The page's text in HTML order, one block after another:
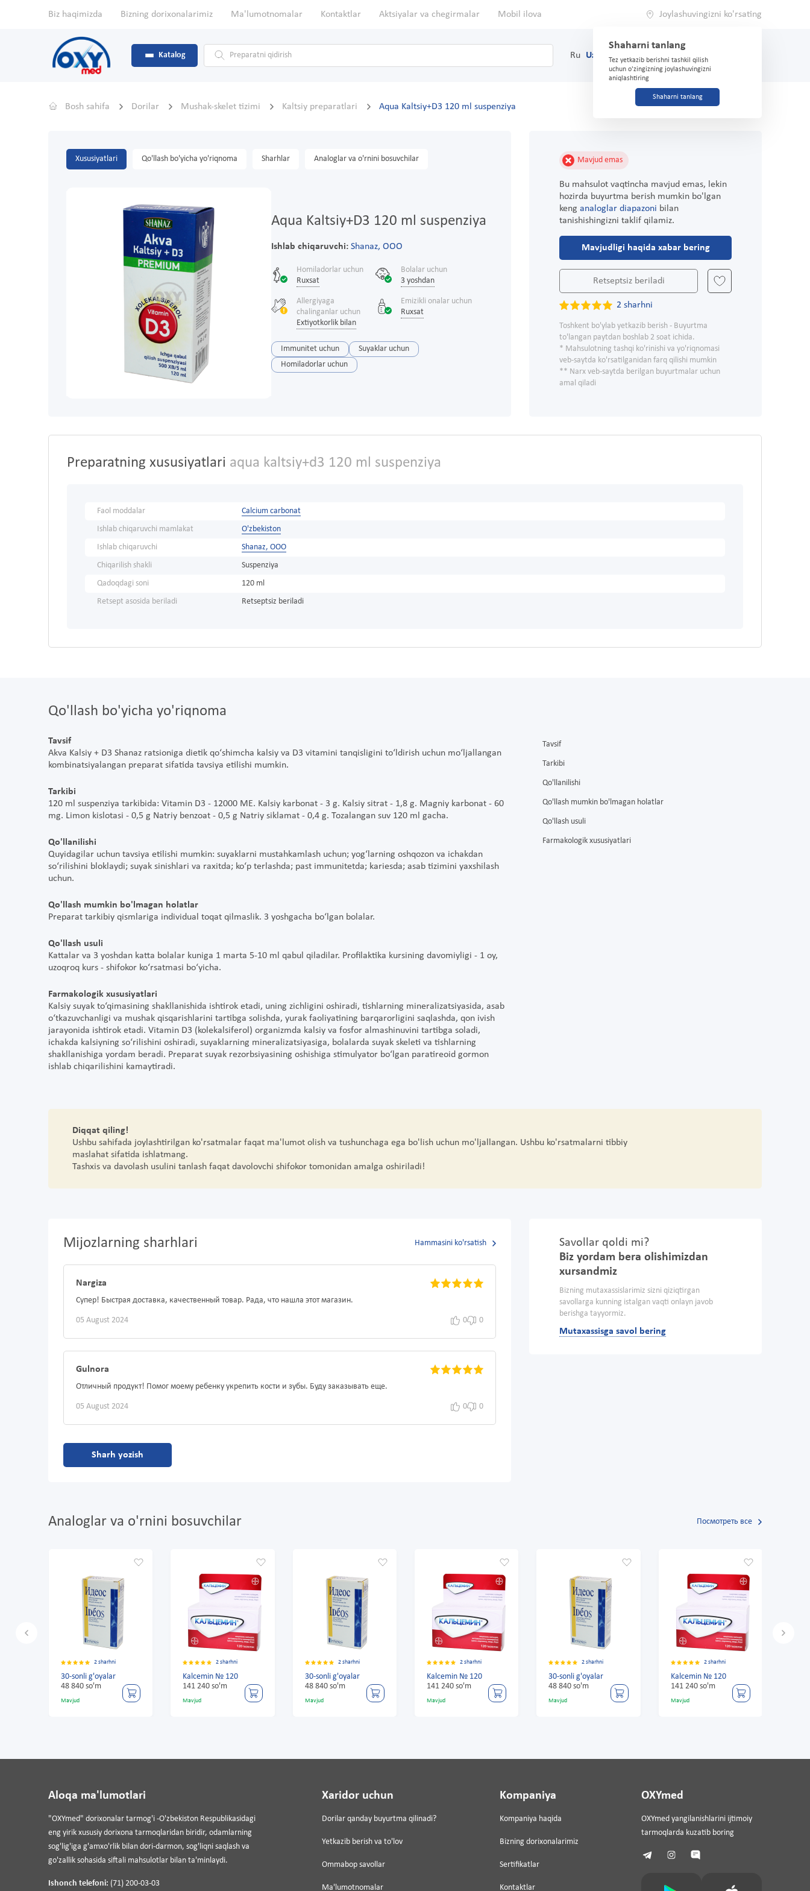
Biz haqimizda Bizning dorixonalarimiz Ma'lumotnomalar Kontaktlar Aktsiyalar va chegirmalar Mobil ilova Joylashuvingizni ko'rsating
Shaharni tanlang
Tez yetkazib berishni tashkil qilish
uchun o'zingizning joylashuvingizni
aniqlashtiring
Shaharni tanlang
Katalog Ru Uz (71) 200-03-03
Bosh sahifa Dorilar Mushak-skelet tizimi Kaltsiy preparatlari Aqua Kaltsiy+D3 120 ml suspenziya
Xususiyatlari Qo'llash bo'yicha yo'riqnoma Sharhlar Analoglar va o'rnini bosuvchilar
Aqua Kaltsiy+D3 120 ml suspenziya
Ishlab chiqaruvchi: Shanaz, ООО
Homiladorlar uchun
Ruxsat
Bolalar uchun
3 yoshdan
Allergiyaga
chalinganlar uchun
Extiyotkorlik bilan
Emizikli onalar uchun
Ruxsat
Immunitet uchun
Suyaklar uchun
Homiladorlar uchun
Mavjud emas
Bu mahsulot vaqtincha mavjud emas, lekin
hozirda buyurtma berish mumkin bo'lgan
keng analoglar diapazoni bilan
tanishishingizni taklif qilamiz.
Mavjudligi haqida xabar bering
Retseptsiz beriladi
2 sharhni
Toshkent bo'ylab yetkazib berish - Buyurtma
to'langan paytdan boshlab 2 soat ichida.
* Mahsulotning tashqi ko'rinishi va yo'riqnomasi
veb-saytda ko'rsatilganidan farq qilishi mumkin
** Narx veb-saytda berilgan buyurtmalar uchun
amal qiladi
Preparatning xususiyatlari aqua kaltsiy+d3 120 ml suspenziya
Faol moddalar
Calcium carbonat
Ishlab chiqaruvchi mamlakat
O'zbekiston
Ishlab chiqaruvchi
Shanaz, ООО
Chiqarilish shakli
Suspenziya
Qadoqdagi soni
120 ml
Retsept asosida beriladi
Retseptsiz beriladi
Qo'llash bo'yicha yo'riqnoma
Tavsif
Akva Kalsiy + D3 Shanaz ratsioniga dietik qo‘shimcha kalsiy va D3 vitamini tanqisligini to‘ldirish uchun mo‘ljallangan
kombinatsiyalangan preparat sifatida tavsiya etilishi mumkin.
Tarkibi
120 ml suspenziya tarkibida: Vitamin D3 - 12000 ME. Kalsiy karbonat - 3 g. Kalsiy sitrat - 1,8 g. Magniy karbonat - 60
mg. Limon kislotasi - 0,5 g Natriy benzoat - 0,5 g Natriy siklamat - 0,4 g. Tozalangan suv 120 ml gacha.
Qo'llanilishi
Quyidagilar uchun tavsiya etilishi mumkin: suyaklarni mustahkamlash uchun; yog‘larning oshqozon va ichakdan
so‘rilishini bloklaydi; suyak sinishlari va raxitda; ko‘p terlashda; past immunitetda; kariesda; asab tizimini yaxshilash
uchun.
Qo'llash mumkin bo'lmagan holatlar
Preparat tarkibiy qismlariga individual toqat qilmaslik. 3 yoshgacha bo‘lgan bolalar.
Qo'llash usuli
Kattalar va 3 yoshdan katta bolalar kuniga 1 marta 5-10 ml qabul qiladilar. Profilaktika kursining davomiyligi - 1 oy,
uzoqroq kurs - shifokor ko‘rsatmasi bo‘yicha.
Farmakologik xususiyatlari
Kalsiy suyak to‘qimasining shakllanishida ishtirok etadi, uning zichligini oshiradi, tishlarning mineralizatsiyasida, asab
o‘tkazuvchanligi va mushak qisqarishlarini tartibga solishda, yurak faoliyatining barqarorligini saqlashda, qon ivish
jarayonida ishtirok etadi. Vitamin D3 (kolekalsiferol) organizmda kalsiy va fosfor almashinuvini tartibga soladi,
ichakda kalsiyning so‘rilishini oshiradi, suyaklarning mineralizatsiyasiga, bolalarda suyak skeleti va tishlarning
shakllanishiga yordam beradi. Preparat suyak rezorbsiyasining oshishiga stimulyator bo‘lgan paratireoid gormon
ishlab chiqarilishini kamaytiradi.
Tavsif
Tarkibi
Qo'llanilishi
Qo'llash mumkin bo'lmagan holatlar
Qo'llash usuli
Farmakologik xususiyatlari
Diqqat qiling!
Ushbu sahifada joylashtirilgan ko'rsatmalar faqat ma'lumot olish va tushunchaga ega bo'lish uchun mo'ljallangan. Ushbu ko'rsatmalarni tibbiy
maslahat sifatida ishlatmang.
Tashxis va davolash usulini tanlash faqat davolovchi shifokor tomonidan amalga oshiriladi!
Mijozlarning sharhlari Hammasini ko'rsatish
Nargiza
Супер! Быстрая доставка, качественный товар. Рада, что нашла этот магазин.
05 August 2024 0 0
Gulnora
Отличный продукт! Помог моему ребенку укрепить кости и зубы. Буду заказывать еще.
05 August 2024 0 0
Sharh yozish
Savollar qoldi mi?
Biz yordam bera olishimizdan
xursandmiz
Bizning mutaxassislarimiz sizni qiziqtirgan
savollarga kunning istalgan vaqti onlayn javob
berishga tayyormiz.
Mutaxassisga savol bering
Analoglar va o'rnini bosuvchilar Посмотреть все
2 sharhni
30-sonli g'oyalar
2 sharhni
Kalcemin № 120
141 240 so'm
Mavjud
2 sharhni
30-sonli g'oyalar
48 840 so'm
Mavjud
2 sharhni
Kalcemin № 120
141 240 so'm
Mavjud
2 sharhni
30-sonli g'oyalar
48 840 so'm
Mavjud
2 sharhni
Kalcemin № 120
141 240 so'm
Mavjud
48 840 so'm
Mavjud
Aloqa ma'lumotlari
"OXYmed" dorixonalar tarmog'i -O'zbekiston Respublikasidagi
eng yirik xususiy dorixona tarmoqlaridan biridir, odamlarning
sog'lig'iga g'amxo'rlik bilan dori-darmon, sog'liqni saqlash va
go'zallik sohasida siftali mahsulotlar bilan ta'minlaydi.
Ishonch telefoni: (71) 200-03-03
Xaridor uchun
Dorilar qanday buyurtma qilinadi?
Yetkazib berish va to'lov
Ommabop savollar
Ma'lumotnomalar
Kompaniya
Kompaniya haqida
Bizning dorixonalarimiz
Sertifikatlar
Kontaktlar
OXYmed
OXYmed yangilanishlarini ijtimoiy
tarmoqlarda kuzatib boring